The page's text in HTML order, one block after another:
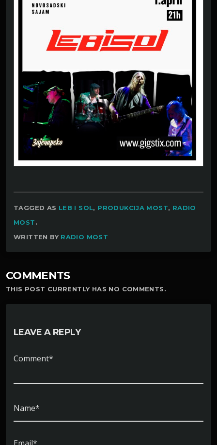
TAGGED AS LEB I SOL, PRODUKCIJA MOST, RADIO
MOST.
WRITTEN BY RADIO MOST
COMMENTS
THIS POST CURRENTLY HAS NO COMMENTS.
LEAVE A REPLY
Comment*
Name*